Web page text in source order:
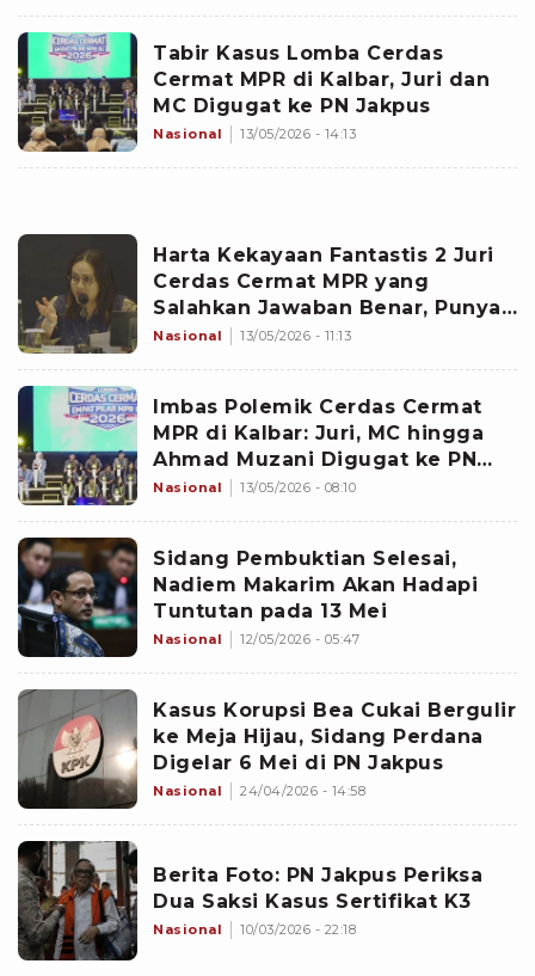
Tabir Kasus Lomba Cerdas
Cermat MPR di Kalbar, Juri dan
MC Digugat ke PN Jakpus
Nasional 13/05/2026 - 14:13
Harta Kekayaan Fantastis 2 Juri
Cerdas Cermat MPR yang
Salahkan Jawaban Benar, Punya
Utang Nyaris Rp1 Miliar
Nasional 13/05/2026 - 11:13
Imbas Polemik Cerdas Cermat
MPR di Kalbar: Juri, MC hingga
Ahmad Muzani Digugat ke PN
Jakpus, Disebut Langgar Hukum
Nasional 13/05/2026 - 08:10
Sidang Pembuktian Selesai,
Nadiem Makarim Akan Hadapi
Tuntutan pada 13 Mei
Nasional 12/05/2026 - 05:47
Kasus Korupsi Bea Cukai Bergulir
ke Meja Hijau, Sidang Perdana
Digelar 6 Mei di PN Jakpus
Nasional 24/04/2026 - 14:58
Berita Foto: PN Jakpus Periksa
Dua Saksi Kasus Sertifikat K3
Nasional 10/03/2026 - 22:18